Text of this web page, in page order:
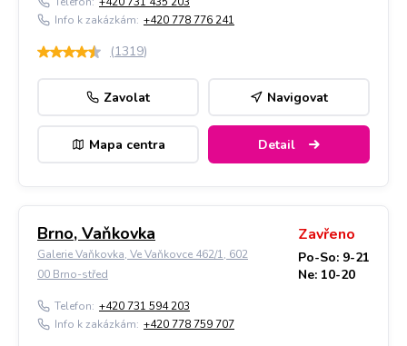
Info k zakázkám: +420 778 776 241
(1319)
Zavolat Navigovat
Mapa centra Detail
Brno, Vaňkovka
Galerie Vaňkovka, Ve Vaňkovce 462/1, 602
00 Brno-střed
Zavřeno
Po-So: 9-21
Ne: 10-20
Telefon: +420 731 594 203
Info k zakázkám: +420 778 759 707